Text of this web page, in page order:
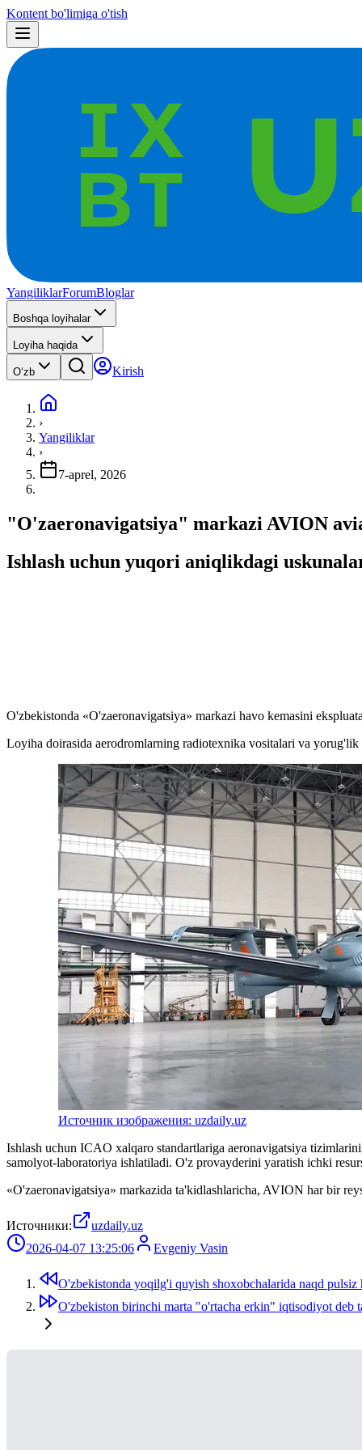
Kontent bo'limiga o'tish
YangiliklarForumBloglar
Boshqa loyihalar
Loyiha haqida
Oʻzb Kirish
›
Yangiliklar
›
7-aprel, 2026
"O'zaeronavigatsiya" markazi AVION
Ishlash uchun yuqori aniqlikdagi
O'zbekistonda «O'zaeronavigatsiya» markazi havo kemasini
Loyiha doirasida aerodromlarning radiotexnika vositalari va
Источник изображения: uzdaily.uz
Ishlash uchun ICAO xalqaro standartlariga aeronavigatsiya
samolyot-laboratoriya ishlatiladi. O'z provayderini yaratish ichki
«O'zaeronavigatsiya» markazida ta'kidlashlaricha, AVION har bir
Источники:
uzdaily.uz
2026-04-07 13:25:06
Evgeniy Vasin
O'zbekistonda yoqilg'i quyish shoxobchalarida naqd
O'zbekiston birinchi marta "o'rtacha erkin" iqtisodiyot deb